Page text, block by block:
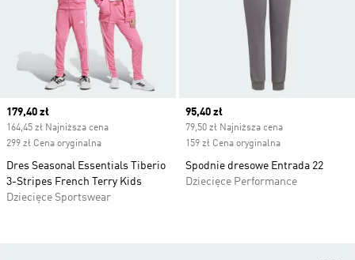
Current price
179,40 zł
164,45 zł Najniższa cena
299 zł Cena oryginalna
Dres Seasonal Essentials Tiberio
3-Stripes French Terry Kids
Dziecięce Sportswear
Current price
95,40 zł
79,50 zł Najniższa cena
159 zł Cena oryginalna
Spodnie dresowe Entrada 22
Dziecięce Performance